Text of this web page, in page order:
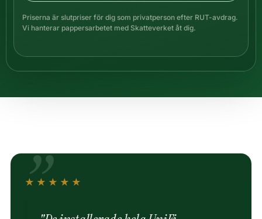
Priserna är slutpriser för dig som privatperson efter RUT-avdrag.
Vi hanterar pappersarbetet med Skatteverket åt dig.
★★★★★